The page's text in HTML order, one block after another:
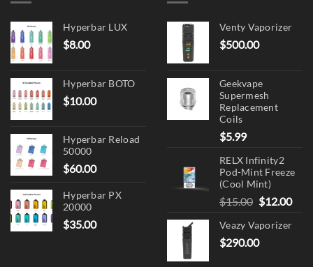
Hyperbar LUX
$8.00
Hyperbar BOTO
$10.00
Hyperbar Reload
50000
$60.00
Hyperbar PX
20000
$35.00
Venty Vaporizer
$500.00
Geekvape
Supermesh
Replacement
Coils
$5.99
RELX Infinity2
Pod-Mint Freeze
(Cool Mint)
$15.00 Original
was:
$15.00.
$12.00
Veazy Vaporizer
$290.00